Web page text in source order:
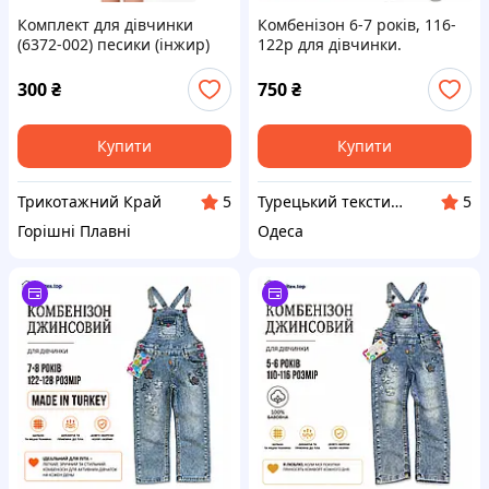
Комплект для дівчинки
(6372-002) песики (інжир)
Трикотажний Край 140 см
300₴
Купити
Трикотажний Край
5
Горішні Плавні
Комбенізон 6-7 років, 116-
122р для дівчинки.
Фабрічна Турція. Якісний
дитячий одяг для дівчат
легкий на літо голубий
750₴
Купити
Турецький текстиль для дому.
5
Одеса